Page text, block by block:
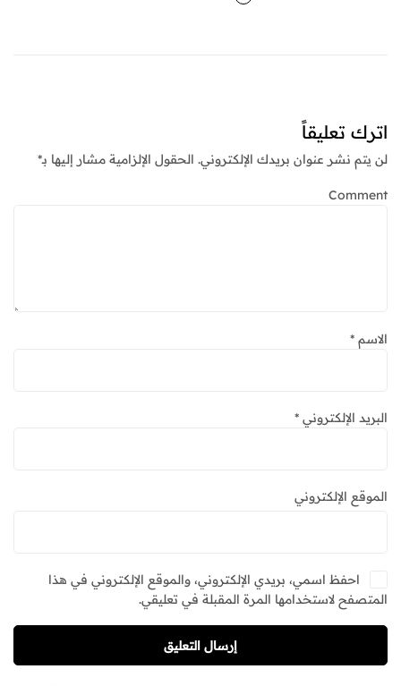
اترك تعليقاً
لن يتم نشر عنوان بريدك الإلكتروني. الحقول الإلزامية مشار إليها بـ*
Comment
الاسم *
البريد الإلكتروني *
الموقع الإلكتروني
احفظ اسمي، بريدي الإلكتروني، والموقع الإلكتروني في هذا
المتصفح لاستخدامها المرة المقبلة في تعليقي.
إرسال التعليق